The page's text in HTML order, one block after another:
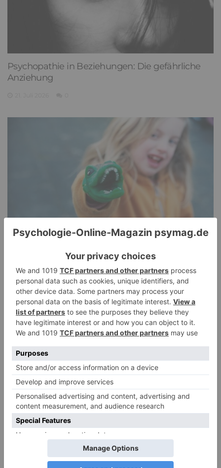
Psychopathie in Beziehungen: Die gefährliche
Anziehung
PANDA-Kindern – Kinder mit starkem
Autonomiebedürfnis (2)
15. Juli 2026 0
PDA Autismus: Merkmale und Umgang mit
PANDA-Kindern – Kinder mit starkem
Autonomiebedürfnis (1)